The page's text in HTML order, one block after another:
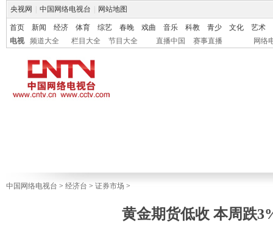
央视网 中国网络电视台 网站地图
首页 新闻 经济 体育 综艺 春晚 戏曲 音乐 科教 青少 文化
艺术
电视
频道大全 栏目大全 节目大全 直播中国 赛事直播 网络
中国网络电视台 > 经济台 > 证券市场 >
黄金期货低收 本周跌